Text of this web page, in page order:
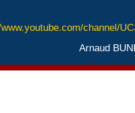
channel/
Arnaud